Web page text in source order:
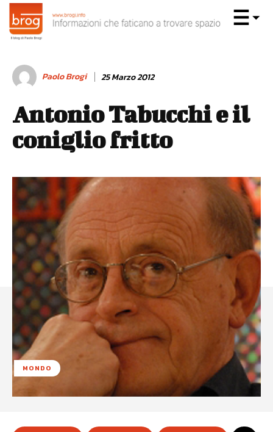
Paolo Brogi 25 Marzo 2012
Antonio Tabucchi e il
coniglio fritto
MONDO